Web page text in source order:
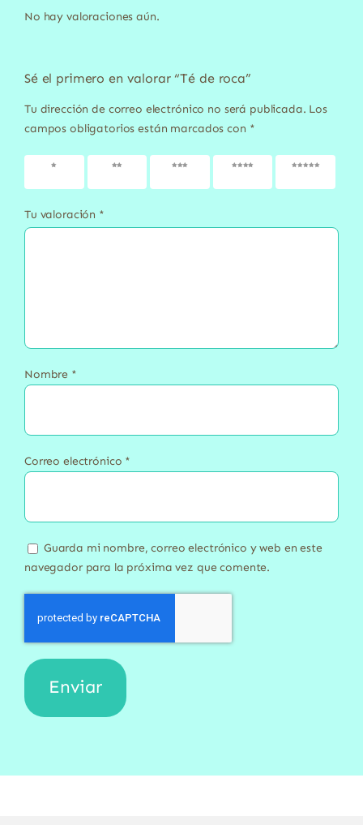
No hay valoraciones aún.
Sé el primero en valorar “Té de roca”
Tu dirección de correo electrónico no será publicada. Los
campos obligatorios están marcados con *
1 de 5
2 de 5
3 de 5
4 de 5
5 de 5
Tu valoración *
Nombre *
Correo electrónico *
Guarda mi nombre, correo electrónico y web en este
navegador para la próxima vez que comente.